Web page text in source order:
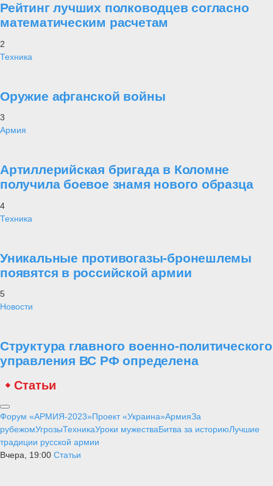
Рейтинг лучших полководцев согласно
математическим расчетам
2
Техника
Оружие афганской войны
3
Армия
Артиллерийская бригада в Коломне
получила боевое знамя нового образца
4
Техника
Уникальные противогазы-бронешлемы
появятся в российской армии
5
Новости
Структура главного военно-политического
управления ВС РФ определена
Статьи
Форум «АРМИЯ-2023»Проект «Украина»АрмияЗа
рубежомУгрозыТехникаУроки мужестваБитва за историюЛучшие
традиции русской армии
Вчера, 19:00 Статьи